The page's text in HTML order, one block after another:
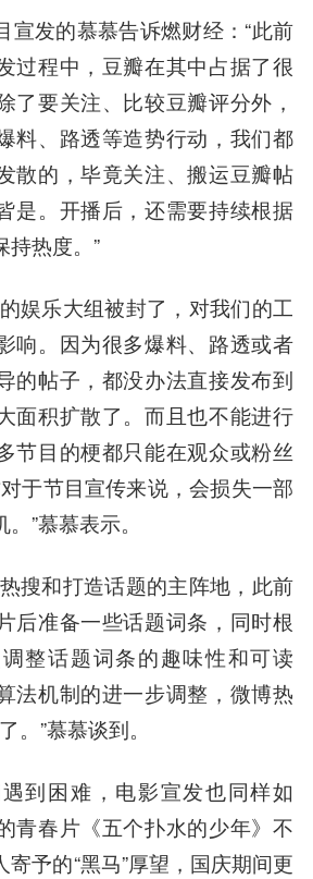
宣发的慕慕告诉燃财经：“此前
过程中，豆瓣在其中占据了很
了要关注、比较豆瓣评分外，
料、路透等造势行动，我们都
散的，毕竟关注、搬运豆瓣帖
是。开播后，还需要持续根据
持热度。”
娱乐大组被封了，对我们的工
响。因为很多爆料、路透或者
的帖子，都没办法直接发布到
面积扩散了。而且也不能进行
节目的梗都只能在观众或粉丝
对于节目宣传来说，会损失一部
”慕慕表示。
搜和打造话题的主阵地，此前
后准备一些话题词条，同时根
整话题词条的趣味性和可读
法机制的进一步调整，微博热
。”慕慕谈到。
到困难，电影宣发也同样如
青春片《五个扑水的少年》不
予的“黑马”厚望，国庆期间更